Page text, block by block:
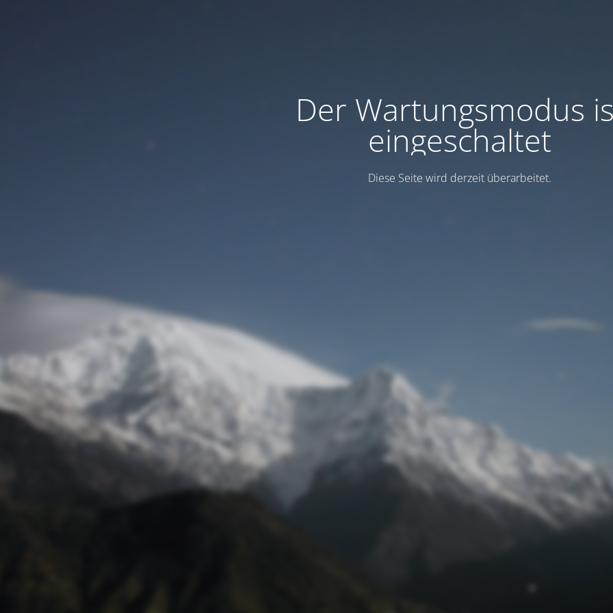
Der Wartungsmodus
eingeschaltet
Diese Seite wird derzeit überarbeitet.